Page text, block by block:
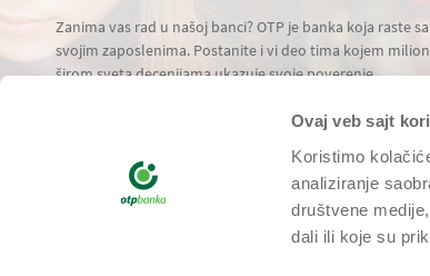
Ovaj veb sajt
Koristimo
analiziranje
društvene
dali ili koje su
Zanima vas rad u našoj banci? OTP je banka koja raste sa
svojim zaposlenima. Postanite i vi deo tima kojem
širom sveta decenijama ukazuje svoje poverenje.